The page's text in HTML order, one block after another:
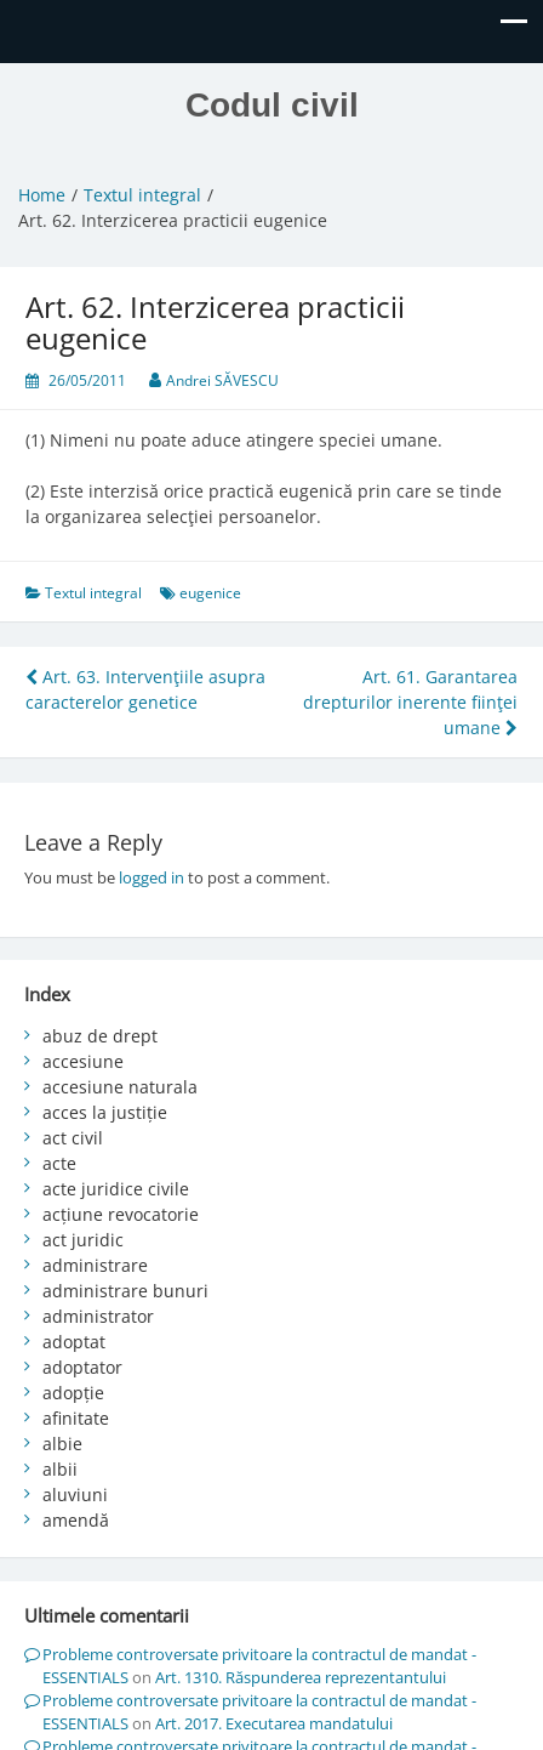
Codul civil
Home
Textul integral
Art. 62. Interzicerea practicii eugenice
Art. 62. Interzicerea practicii
eugenice
26/05/2011 Andrei SĂVESCU
(1) Nimeni nu poate aduce atingere speciei umane.
(2) Este interzisă orice practică eugenică prin care se tinde
la organizarea selecţiei persoanelor.
Textul integral eugenice
Post
navigation
Art. 63. Intervenţiile asupra
caracterelor genetice
Art. 61. Garantarea
drepturilor inerente fiinţei
umane
Leave a Reply
You must be logged in to post a comment.
Index
abuz de drept
accesiune
accesiune naturala
acces la justiție
act civil
acte
acte juridice civile
acțiune revocatorie
act juridic
administrare
administrare bunuri
administrator
adoptat
adoptator
adopție
afinitate
albie
albii
aluviuni
amendă
Ultimele comentarii
Probleme controversate privitoare la contractul de mandat -
ESSENTIALSon Art. 1310. Răspunderea reprezentantului
Probleme controversate privitoare la contractul de mandat -
ESSENTIALSon Art. 2017. Executarea mandatului